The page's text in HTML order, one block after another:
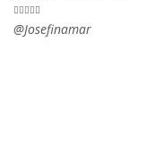

@Josefinamar